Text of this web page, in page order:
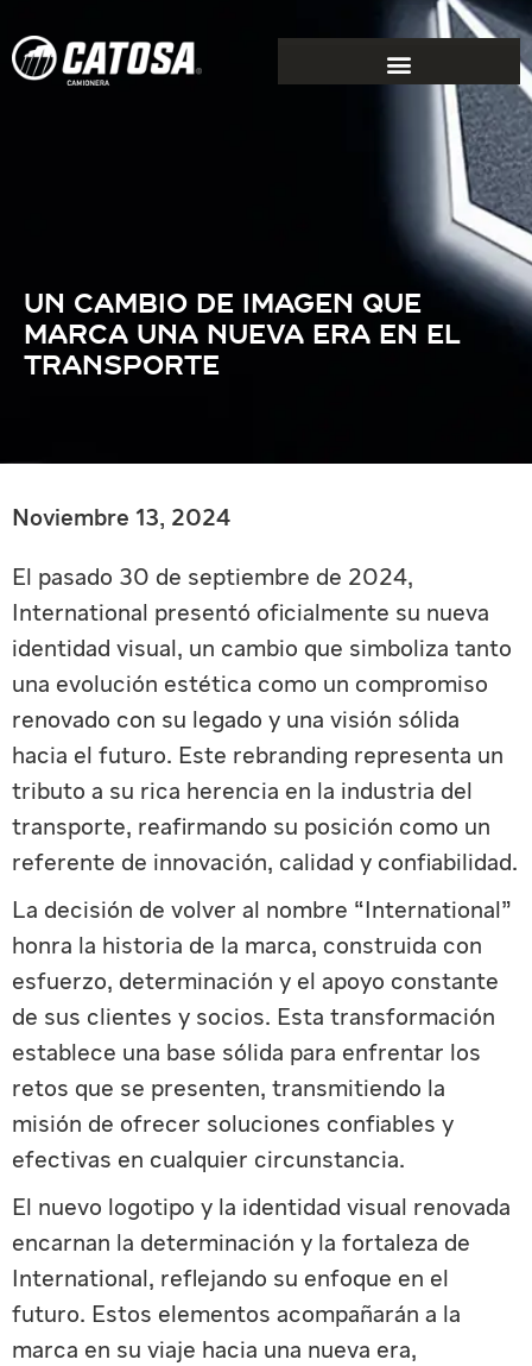
UN CAMBIO DE IMAGEN QUE
MARCA UNA NUEVA ERA EN EL
TRANSPORTE
Noviembre 13, 2024
El pasado 30 de septiembre de 2024,
International presentó oficialmente su nueva
identidad visual, un cambio que simboliza tanto
una evolución estética como un compromiso
renovado con su legado y una visión sólida
hacia el futuro. Este rebranding representa un
tributo a su rica herencia en la industria del
transporte, reafirmando su posición como un
referente de innovación, calidad y confiabilidad.
La decisión de volver al nombre “International”
honra la historia de la marca, construida con
esfuerzo, determinación y el apoyo constante
de sus clientes y socios. Esta transformación
establece una base sólida para enfrentar los
retos que se presenten, transmitiendo la
misión de ofrecer soluciones confiables y
efectivas en cualquier circunstancia.
El nuevo logotipo y la identidad visual renovada
encarnan la determinación y la fortaleza de
International, reflejando su enfoque en el
futuro. Estos elementos acompañarán a la
marca en su viaje hacia una nueva era,